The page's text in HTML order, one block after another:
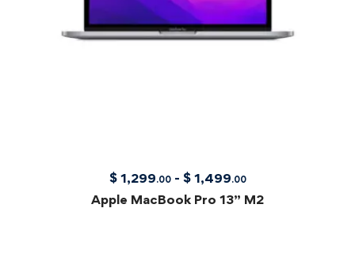
$1,299.00 - $1,499.00
Apple MacBook Pro 13” M2